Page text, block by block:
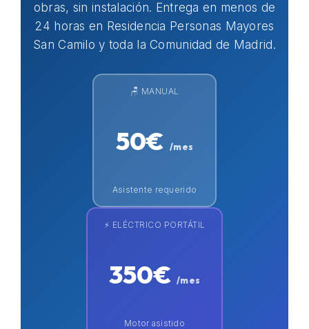
obras, sin instalación. Entrega en menos de
24 horas en Residencia Personas Mayores
San Camilo y toda la Comunidad de Madrid.
🪑 MANUAL
50€ /mes
Asistente requerido
⚡ ELÉCTRICO PORTÁTIL
350€/mes
Motor asistido